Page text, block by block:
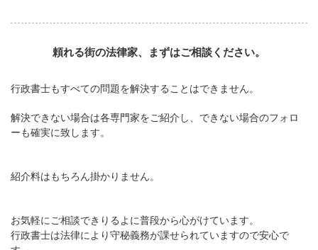
頼れる街の法律家、まずはご相談ください。
行政書士もすべての問題を解決することはできません。
解決できない場合は各専門家をご紹介し、できない場合のフォロ
ーも確実に致します。
紹介料はもちろん掛かりません。
お気軽にご相談できりるよに普段から心がけています。
行政書士は法律により守秘義務が課せられていますので安心で